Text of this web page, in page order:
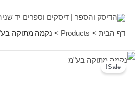
דף הבית Products נקמה מתוקה בע"מ
Sale!